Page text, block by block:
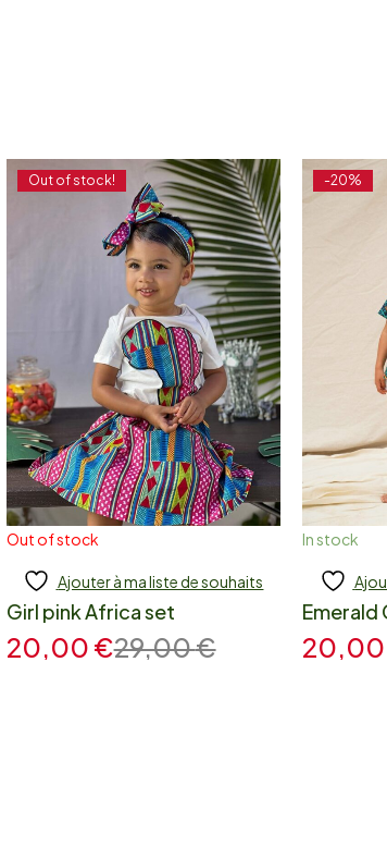
Out of stock!
Out of stock
Add to cart
Ajouter à ma liste de souhaits
Girl pink Africa set
29,00€
20,00 €
-20%
In stock
Emerald